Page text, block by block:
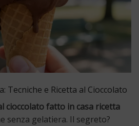
Tecniche e Ricetta al Cioccolato
cioccolato fatto in casa ricetta
senza gelatiera. Il segreto?